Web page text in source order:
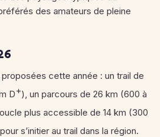
des amateurs de pleine
cette année : un trail de
D+), un parcours de 26 km (600 à
plus accessible de 14 km (300
s’initier au trail dans la région.